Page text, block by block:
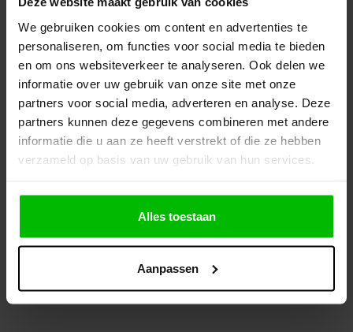
We gebruiken cookies om content en advertenties te
personaliseren, om functies voor social media te bieden
en om ons websiteverkeer te analyseren. Ook delen we
informatie over uw gebruik van onze site met onze
partners voor social media, adverteren en analyse. Deze
partners kunnen deze gegevens combineren met andere
informatie die u aan ze heeft verstrekt of die ze hebben
verzameld op basis van uw gebruik van hun services.
Alles toestaan
Aanpassen
Tec7 Fast 290ml
In winkelwagen
%
Combifit
Combicleaner 500ml
€ 5,95
290